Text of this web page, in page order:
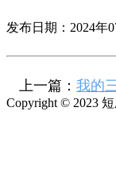
发布日期：2024年
上一篇： 我的
Copyright © 2023